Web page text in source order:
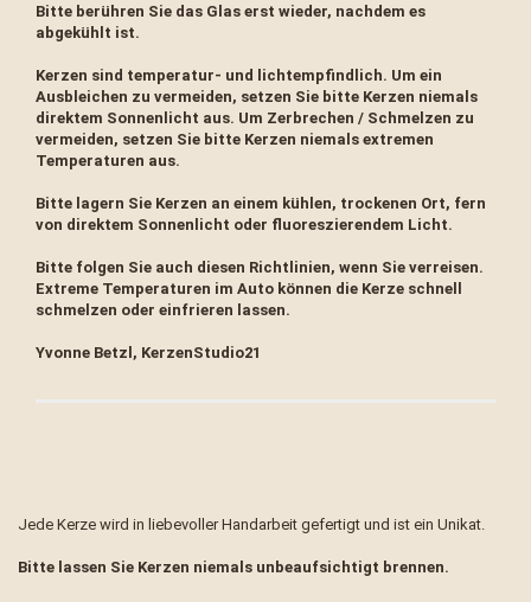
Bitte berühren Sie das Glas erst wieder, nachdem es
abgekühlt ist.
Kerzen sind temperatur- und lichtempfindlich. Um ein
Ausbleichen zu vermeiden, setzen Sie bitte Kerzen niemals
direktem Sonnenlicht aus. Um Zerbrechen / Schmelzen zu
vermeiden, setzen Sie bitte Kerzen niemals extremen
Temperaturen aus.
Bitte lagern Sie Kerzen an einem kühlen, trockenen Ort, fern
von direktem Sonnenlicht oder fluoreszierendem Licht.
Bitte folgen Sie auch diesen Richtlinien, wenn Sie verreisen.
Extreme Temperaturen im Auto können die Kerze schnell
schmelzen oder einfrieren lassen.
Yvonne Betzl, KerzenStudio21
Jede Kerze wird in liebevoller Handarbeit gefertigt und ist ein Unikat.
Bitte lassen Sie Kerzen niemals unbeaufsichtigt brennen.